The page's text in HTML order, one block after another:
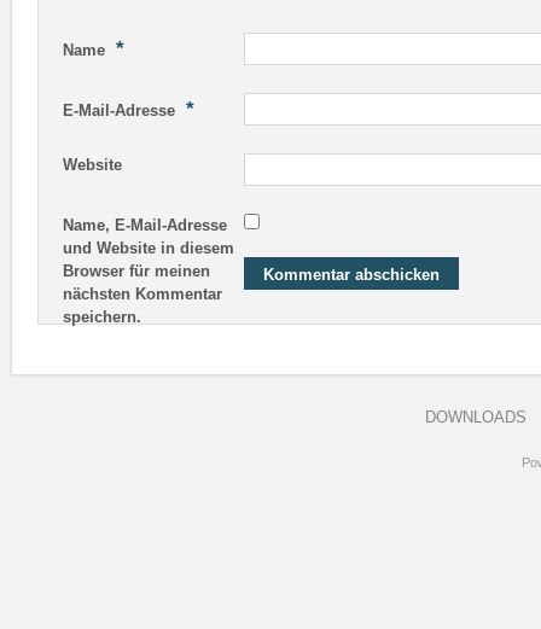
Name *
E-Mail-Adresse *
Website
Name, E-Mail-Adresse
und Website in diesem
Browser für meinen
nächsten Kommentar
speichern.
DOWNLOADS